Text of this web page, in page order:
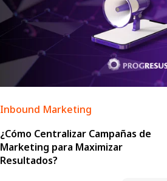
Inbound Marketing
¿Cómo Centralizar Campañas de
Marketing para Maximizar
Resultados?